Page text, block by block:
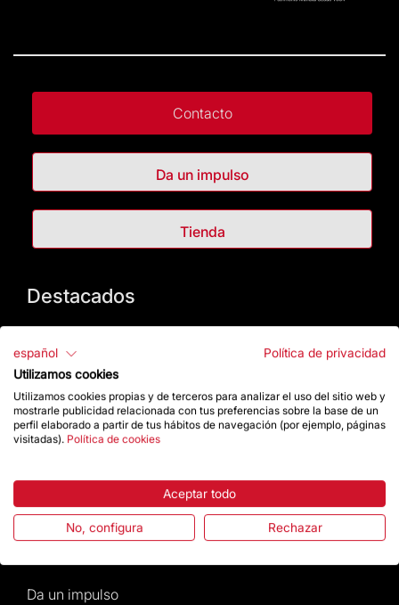
Contacto
Da un impulso
Tienda
Destacados
Preguntas frecuentes
Atención al Visitante
Noticias y Actualidad
Da un impulso
español
Política de privacidad
Utilizamos cookies
Utilizamos cookies propias y de terceros para analizar el uso del sitio web y
mostrarle publicidad relacionada con tus preferencias sobre la base de un
perfil elaborado a partir de tus hábitos de navegación (por ejemplo, páginas
visitadas). Política de cookies
Aceptar todo
No, configura Rechazar